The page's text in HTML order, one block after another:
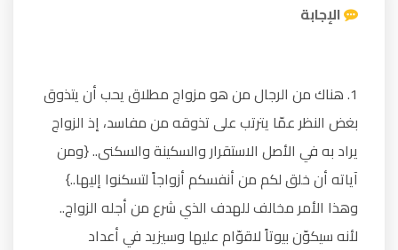
الإجابة
1. هناك من الرجال من هو مزواج مطلاق يحب أن يتذوق
بغض النظر عمّا يترتب على تذوقه من مفاسد، إذ الزواج
يراد به في الأصل الاستقرار والسكينة والسكنى.. {ومن
آياته أن خلق لكم من أنفسكم أزواجاً لتسكنوا إليها..}
وهذا الأمر مخالف للهدف الذي شرع من أجله الزواج..
لأنه سيكوّن بيوتاً لاقوّام عليها وسيزيد في أعداد